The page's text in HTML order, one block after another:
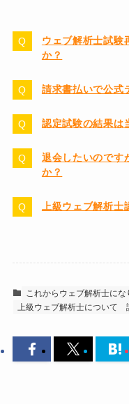
ウェブ解析士試験
か？
請求書払いで公式
認定試験の結果は
退会したいのです
か？
上級ウェブ解析士
これからウェブ解析士に
上級ウェブ解析士について